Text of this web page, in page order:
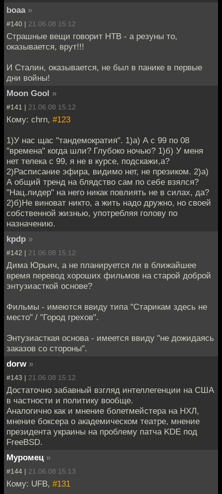
boaa »
#140 | 21.06.08 15:12
Страшные вещи говорит НТВ - а резуны то,
оказывается, врут!!!
И Сталин, оказывается, не был в панике в первые
дни войны!
Moon Gool »
#141 | 21.06.08 15:12
Кому: chrn, #123
1)У нас щас "тандемократия". 1)а) А с 99 по 08
"времена" когда шли? Глубоко ночью? 1)б) У меня
нет телека с 99, я не в курсе, подскажи,а?
2)Расписание эфира, видимо нет, не презиком. 2)а)
А общий тренд на блядство сам по себе взялся?
"Нац.лидер" на него никак повлиять не в силах, да?
2)б)Не виноват никто, а жить надо дружно, но своей
собственной жизнью, употребляя голову по
назначению.
kpdp »
#142 | 21.06.08 15:12
Дима Юрьич, а не планируется ли в ближайшее
время перевод хороших фильмов на старой доброй
энтузиасткой основе?
Фильмы - имеются ввиду типа "Старикам здесь не
место" / "Город грехов".
Энтузиасткая основа - имеется ввиду "не дожидаясь
заказов со стороны".
dorw »
#143 | 21.06.08 15:12
Достаточно забавный взгляд интеллегенции на США
в частности и политику вообще.
Аналогично как и мнение болетмейстера на НХЛ,
мнение боксера о академическом театре, мнение
президента украины на проблему патча KDE под
FreeBSD.
Муромец »
#144 | 21.06.08 15:13
Кому: UFB, #131